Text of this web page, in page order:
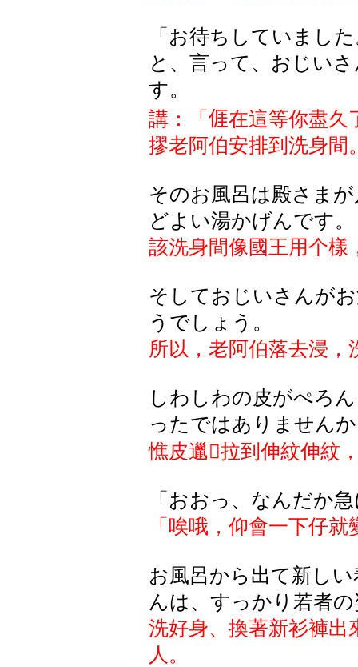
「お待ちしていまし
と、言って、おじい
す。
講：「 𠊎在這等你盡久
摎老阿伯安排到洗身間
そのお風呂は殿さま
どよい湯かげんです。
該洗身間像國王用个樣
そしておじいさんが
うでしょう。
所以，老阿伯落去浸
しわしわの皮がぺろ
ったではありません
憔皮邋𨒇拉到伸紋伸紋
「おおっ、なんだか
「唉哦，仰會一下仔
お風呂から出て新し
んは、すっかり若者
洗好身、換著新衫褲出
人。